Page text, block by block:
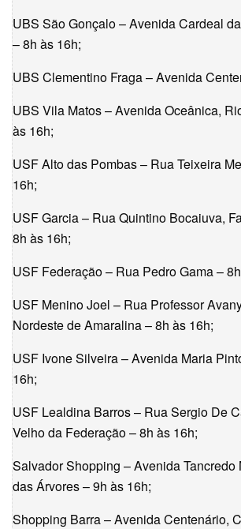
UBS São Gonçalo – Avenida Cardeal
– 8h às 16h;
UBS Clementino Fraga – Avenida
UBS Vila Matos – Avenida Oceânica,
às 16h;
USF Alto das Pombas – Rua Teixeira
16h;
USF Garcia – Rua Quintino Bocaiuva,
8h às 16h;
USF Federação – Rua Pedro Gama –
USF Menino Joel – Rua Professor
Nordeste de Amaralina – 8h às 16h;
USF Ivone Silveira – Avenida Maria
16h;
USF Lealdina Barros – Rua Sergio De
Velho da Federação – 8h às 16h;
Salvador Shopping – Avenida Tancredo
das Árvores – 9h às 16h;
Shopping Barra – Avenida Centenário,